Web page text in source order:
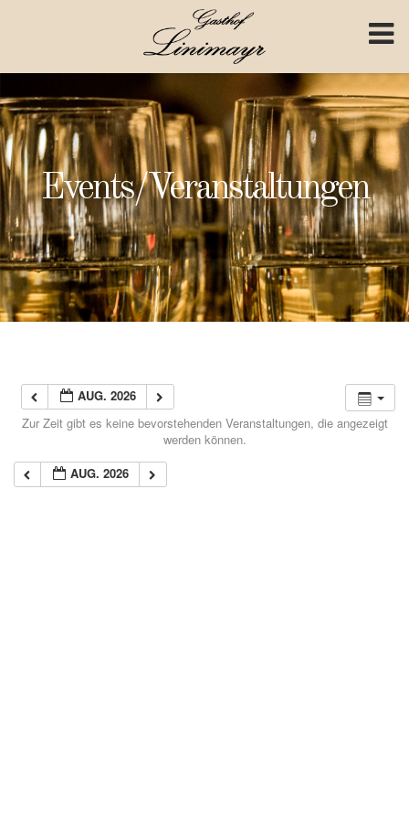
Events/Veranstaltungen
AUG. 2026
Zur Zeit gibt es keine bevorstehenden Veranstaltungen, die angezeigt
werden können.
AUG. 2026